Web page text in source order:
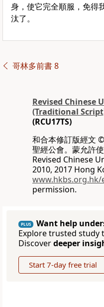
身，使它完全順服，免得
汰了。
哥林多前書 8
Revised Chinese
(Traditional
(RCU17TS)
和合本修訂版經文
聖經公會。蒙允許
Revised Chinese
2010, 2017 Hong
www.hkbs.org.hk/
permission.
PLUS
Want help
Explore trusted study
Discoverdeeper
Start 7-day free trial